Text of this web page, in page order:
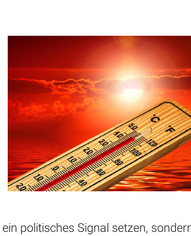
politisches Signal setzen,